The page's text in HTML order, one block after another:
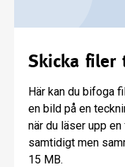
Skicka filer
Här kan du bifoga
en bild på en
när du läser upp
samtidigt men
15 MB.